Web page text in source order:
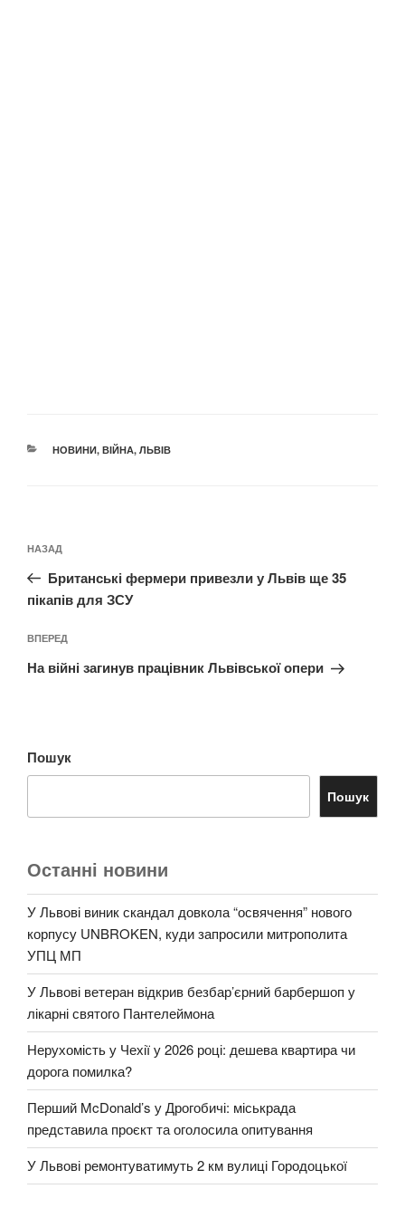
КАТЕГОРІЇ
НОВИНИ, ВІЙНА, ЛЬВІВ
записів
Попередній
запис:
НАЗАД
Британські фермери привезли у Львів ще 35
пікапів для ЗСУ
Наступний
запис
ВПЕРЕД
На війні загинув працівник Львівської опери
Пошук
Пошук
Останні новини
У Львові виник скандал довкола “освячення” нового
корпусу UNBROKEN, куди запросили митрополита
УПЦ МП
У Львові ветеран відкрив безбар’єрний барбершоп у
лікарні святого Пантелеймона
Нерухомість у Чехії у 2026 році: дешева квартира чи
дорога помилка?
Перший McDonald’s у Дрогобичі: міськрада
представила проєкт та оголосила опитування
У Львові ремонтуватимуть 2 км вулиці Городоцької